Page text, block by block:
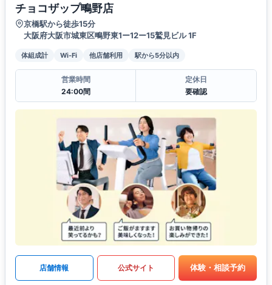
チョコザップ鴫野店
京橋駅から徒歩15分
大阪府大阪市城東区鴫野東1ー12ー15鷲見ビル 1F
体組成計 Wi-Fi 他店舗利用 駅から5分以内
営業時間
24:00間
定休日
要確認
店舗情報 公式サイト 体験・相談予約